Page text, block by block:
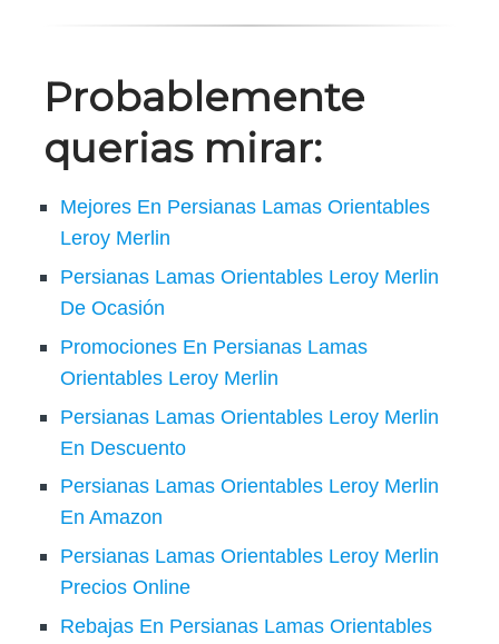
Probablemente
querias mirar:
Mejores En Persianas Lamas Orientables
Leroy Merlin
Persianas Lamas Orientables Leroy Merlin
De Ocasión
Promociones En Persianas Lamas
Orientables Leroy Merlin
Persianas Lamas Orientables Leroy Merlin
En Descuento
Persianas Lamas Orientables Leroy Merlin
En Amazon
Persianas Lamas Orientables Leroy Merlin
Precios Online
Rebajas En Persianas Lamas Orientables